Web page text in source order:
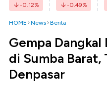
-0.12% -0.49%
HOME News Berita
Gempa
di Sumba Barat,
Denpasar